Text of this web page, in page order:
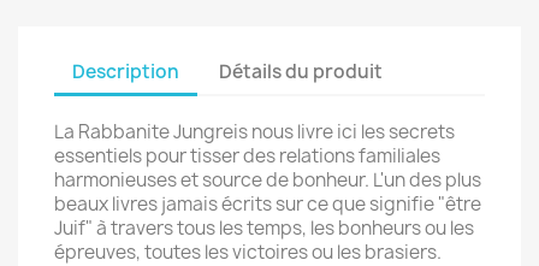
Description Détails du produit
La Rabbanite Jungreis nous livre ici les secrets
essentiels pour tisser des relations familiales
harmonieuses et source de bonheur. L'un des plus
beaux livres jamais écrits sur ce que signifie "être
Juif" à travers tous les temps, les bonheurs ou les
épreuves, toutes les victoires ou les brasiers.